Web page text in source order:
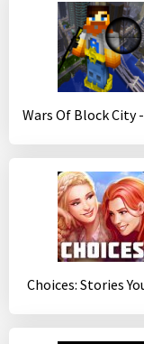
Choices: Stories